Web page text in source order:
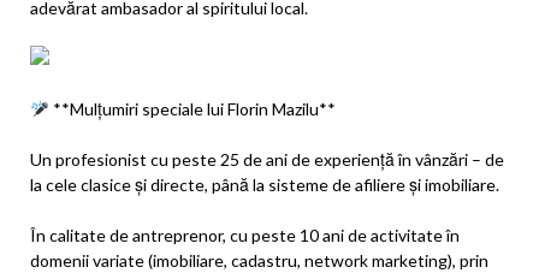
adevărat ambasador al spiritului local.
**Mulțumiri speciale lui Florin Mazilu**
Un profesionist cu peste 25 de ani de experiență în vânzări – de
la cele clasice și directe, până la sisteme de afiliere și imobiliare.
În calitate de antreprenor, cu peste 10 ani de activitate în
domenii variate (imobiliare, cadastru, network marketing), prin